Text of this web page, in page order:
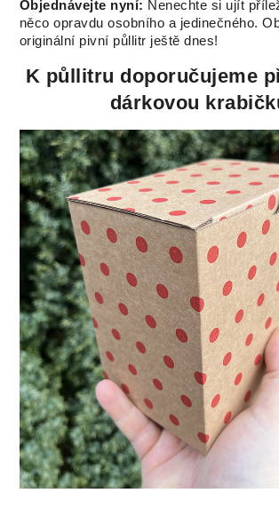
Objednávejte nyní: Nenechte si ujít
něco opravdu osobního a jedinečného.
originální pivní půllitr ještě dnes!
K půllitru doporučujeme
dárkovou